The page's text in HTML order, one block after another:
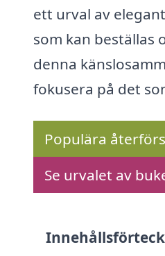
ett urval av
som kan beställas
denna
fokusera på det
Populära
Se urvalet av